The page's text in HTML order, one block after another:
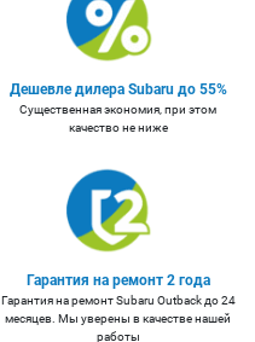
Дешевле дилера Subaru до 55%
Существенная экономия, при этом
качество не ниже
Гарантия на ремонт 2 года
Гарантия на ремонт Subaru Outback до 24
месяцев. Мы уверены в качестве нашей
работы